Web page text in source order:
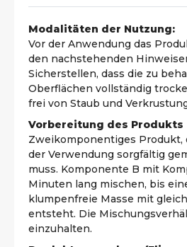
Modalitäten der Nutzung:
Vor der Anwendung das
den nachstehenden
Sicherstellen, dass die zu
Oberflächen vollständig
frei von Staub und
Vorbereitung des Produkts
Zweikomponentiges Produkt,
der Verwendung sorgfältig
muss. Komponente B mit
Minuten lang mischen, bis
klumpenfreie Masse mit
entsteht. Die
einzuhalten.